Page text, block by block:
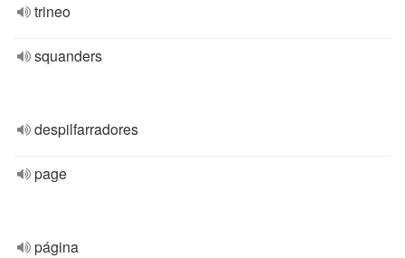
trineo
squanders
despilfarradores
page
página